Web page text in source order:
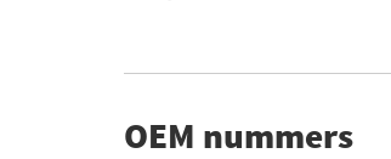
OEM nummers